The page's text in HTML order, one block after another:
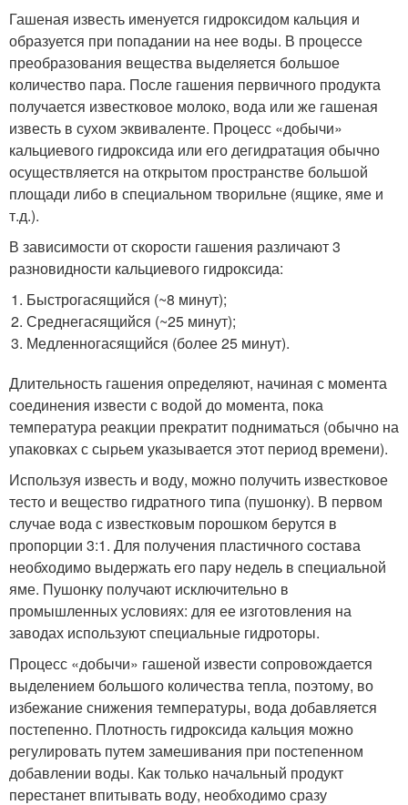
Гашеная известь именуется гидроксидом кальция и
образуется при попадании на нее воды. В процессе
преобразования вещества выделяется большое
количество пара. После гашения первичного продукта
получается известковое молоко, вода или же гашеная
известь в сухом эквиваленте. Процесс «добычи»
кальциевого гидроксида или его дегидратация обычно
осуществляется на открытом пространстве большой
площади либо в специальном творильне (ящике, яме и
т.д.).
В зависимости от скорости гашения различают 3
разновидности кальциевого гидроксида:
Быстрогасящийся (~8 минут);
Среднегасящийся (~25 минут);
Медленногасящийся (более 25 минут).
Длительность гашения определяют, начиная с момента
соединения извести с водой до момента, пока
температура реакции прекратит подниматься (обычно на
упаковках с сырьем указывается этот период времени).
Используя известь и воду, можно получить известковое
тесто и вещество гидратного типа (пушонку). В первом
случае вода с известковым порошком берутся в
пропорции 3:1. Для получения пластичного состава
необходимо выдержать его пару недель в специальной
яме. Пушонку получают исключительно в
промышленных условиях: для ее изготовления на
заводах используют специальные гидроторы.
Процесс «добычи» гашеной извести сопровождается
выделением большого количества тепла, поэтому, во
избежание снижения температуры, вода добавляется
постепенно. Плотность гидроксида кальция можно
регулировать путем замешивания при постепенном
добавлении воды. Как только начальный продукт
перестанет впитывать воду, необходимо сразу